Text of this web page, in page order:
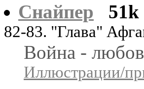
Снайпер 51k
82-83. "Глава"
Война -
Иллюстрации/